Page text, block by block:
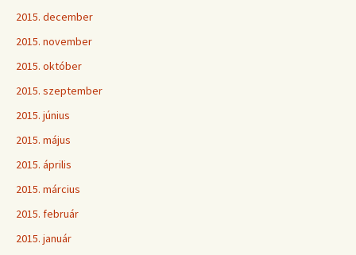
2015. december
2015. november
2015. október
2015. szeptember
2015. június
2015. május
2015. április
2015. március
2015. február
2015. január